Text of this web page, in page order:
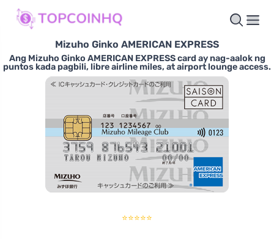
Mizuho Ginko AMERICAN EXPRESS
Ang Mizuho Ginko AMERICAN EXPRESS card ay nag-aalok ng
puntos kada pagbili, libre airline miles, at airport lounge access.
⭐⭐⭐⭐⭐